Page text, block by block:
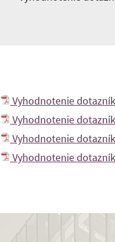
Vyhodnotenie
Vyhodnotenie
Vyhodnotenie
Vyhodnotenie